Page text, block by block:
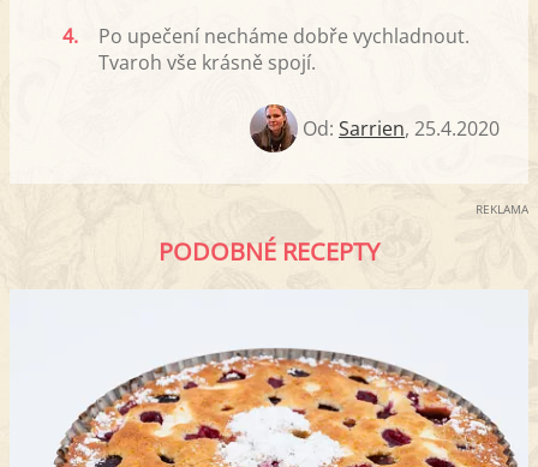
4.
Po upečení necháme dobře vychladnout.
Tvaroh vše krásně spojí.
Od: Sarrien, 25.4.2020
REKLAMA
PODOBNÉ RECEPTY